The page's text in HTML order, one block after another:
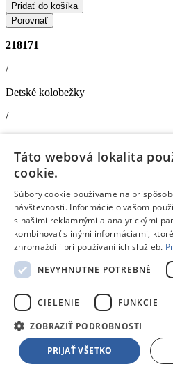
Pridať do košíka
Porovnať
218171
/
Detské kolobežky
/
Mondo Kolobežka Paw Patrol
Doprava zdarma
Dostupný
V predajni12.08., u teba13.08.
35,59 € s DPH
Pridať do košíka
212832
Doplnky pre bicykle
Teddies Svetlo policajné na bicykel
svetlom, zvukom na karte
Táto webová lokalita
cookie.
Súbory cookie používame na
návštevnosti. Informácie o vašom
s našimi reklamnými a analytickými
kombinovať s inými informáciami,
zhromaždili pri používaní ich služieb.
NEVYHNUTNE POTREBNÉ
CIELENIE FUNKCIE
ZOBRAZIŤ PODROBNOSTI
PRIJAŤ VŠETKO